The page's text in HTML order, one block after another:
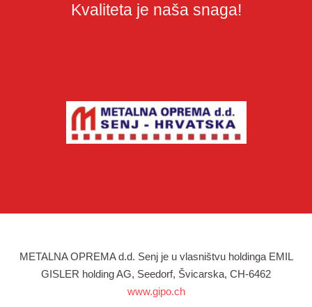
Kvaliteta je naša snaga!
METALNA OPREMA d.d. Senj je u vlasništvu holdinga EMIL
GISLER holding AG, Seedorf, Švicarska, CH-6462
www.gipo.ch